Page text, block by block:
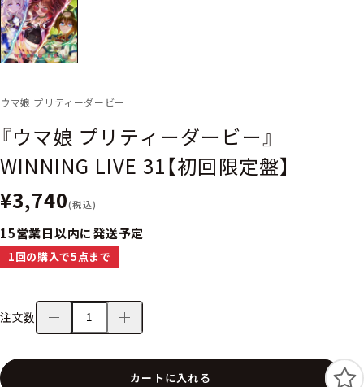
ウマ娘 プリティーダービー
『ウマ娘 プリティーダービー』
WINNING LIVE 31【初回限定盤】
¥3,740(税込)
15営業日以内に発送予定
1回の購入で5点まで
注文数
カートに入れる